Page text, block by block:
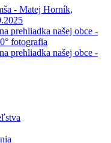
- Matej Horník,
prehliadka našej obce -
fotografia
prehliadka našej obce -